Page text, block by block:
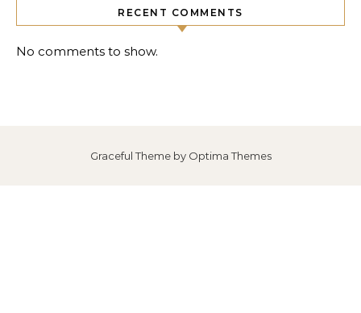
RECENT COMMENTS
No comments to show.
Graceful Theme by Optima Themes